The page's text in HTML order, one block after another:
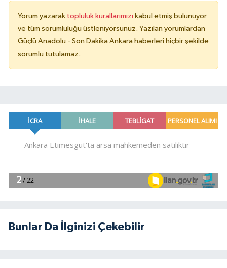
Yorum yazarak topluluk kurallarımızı kabul etmiş bulunuyor
ve tüm sorumluluğu üstleniyorsunuz. Yazılan yorumlardan
Güçlü Anadolu - Son Dakika Ankara haberleri hiçbir şekilde
sorumlu tutulamaz.
Bunlar Da İlginizi Çekebilir